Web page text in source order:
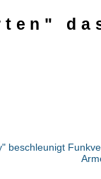
beschleunigt